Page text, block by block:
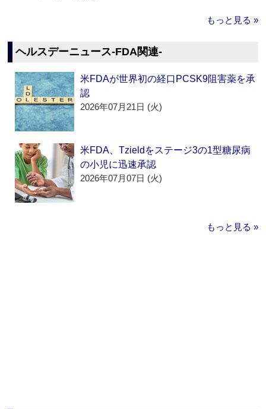
もっと見る »
ヘルスデーニュース‐FDA関連‐
米FDAが世界初の経口PCSK9阻害薬を承
認
2026年07月21日 (火)
米FDA、Tzieldをステージ3の1型糖尿病
の小児に迅速承認
2026年07月07日 (火)
もっと見る »